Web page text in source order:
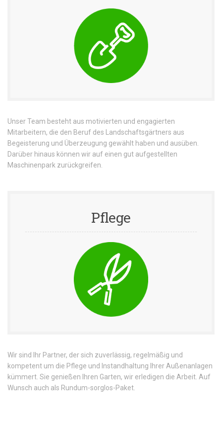
Unser Team besteht aus motivierten und engagierten
Mitarbeitern, die den Beruf des Landschaftsgärtners aus
Begeisterung und Überzeugung gewählt haben und ausüben.
Darüber hinaus können wir auf einen gut aufgestellten
Maschinenpark zurückgreifen.
Pflege
Wir sind Ihr Partner, der sich zuverlässig, regelmäßig und
kompetent um die Pflege und Instandhaltung Ihrer Außenanlagen
kümmert. Sie genießen Ihren Garten, wir erledigen die Arbeit. Auf
Wunsch auch als Rundum-sorglos-Paket.